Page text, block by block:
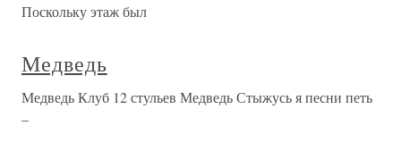
Поскольку этаж был
Медведь
Медведь Клуб 12 стульев Медведь Стыжусь я песни петь
–